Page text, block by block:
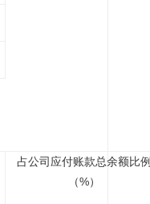
占公司应付账款总余额比例
（%）